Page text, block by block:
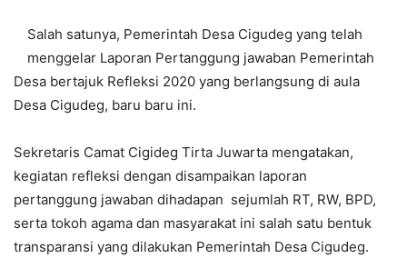
Salah satunya, Pemerintah Desa Cigudeg yang telah
menggelar Laporan Pertanggung jawaban Pemerintah
Desa bertajuk Refleksi 2020 yang berlangsung di aula
Desa Cigudeg, baru baru ini.
Sekretaris Camat Cigideg Tirta Juwarta mengatakan,
kegiatan refleksi dengan disampaikan laporan
pertanggung jawaban dihadapan sejumlah RT, RW, BPD,
serta tokoh agama dan masyarakat ini salah satu bentuk
transparansi yang dilakukan Pemerintah Desa Cigudeg.